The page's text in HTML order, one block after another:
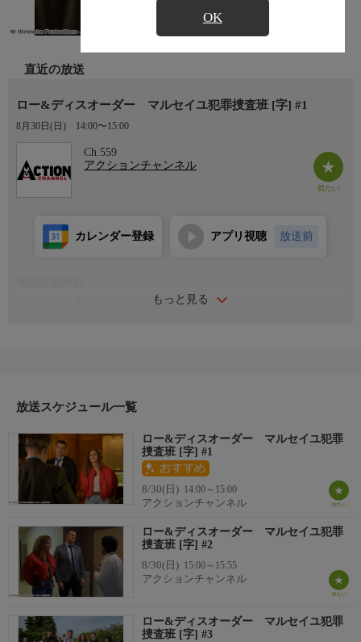
OK
直近の放送
ロー&ディスオーダー マルセイユ犯罪捜査班 [字] #1
8月30日(日) 14:00〜15:00
Ch.559
アクションチャンネル
もっと見る
カレンダー登録 アプリ視聴 放送前
ない。チームはぎくしゃくしたまま、射殺体で見つかった女性の
放送スケジュール一覧
ロー&ディスオーダー マルセイユ犯罪
捜査班 [字] #1
8/30(日) 14:00～15:00
アクションチャンネル
ロー&ディスオーダー マルセイユ犯罪
捜査班 [字] #2
8/30(日) 15:00～15:55
アクションチャンネル
ロー&ディスオーダー マルセイユ犯罪
捜査班 [字] #3